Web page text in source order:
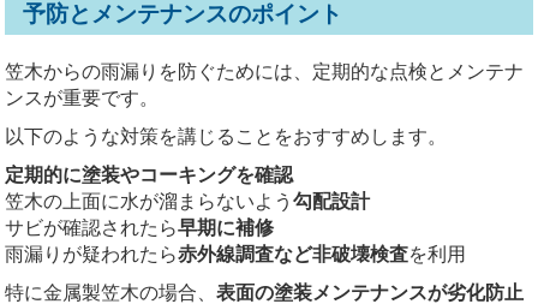
予防とメンテナンスのポイント
笠木からの雨漏りを防ぐためには、定期的な点検とメンテナ
ンスが重要です。
以下のような対策を講じることをおすすめします。
定期的に塗装やコーキングを確認
笠木の上面に水が溜まらないよう勾配設計
サビが確認されたら早期に補修
雨漏りが疑われたら赤外線調査など非破壊検査を利用
特に金属製笠木の場合、表面の塗装メンテナンスが劣化防止